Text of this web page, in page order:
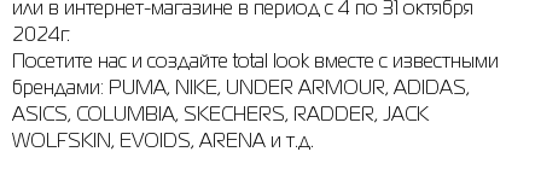
Платья
Рубашки
Толстовки
Уходовые средства
Фитнес и йога
Шарфы
Radder
Skechers
Under Armour
Кроссовки
Полуботинки
Брэнды
или в интернет-магазине в период с 4 по 31 октября
2024г.
Посетите нас и создайте total look вместе с известными
брендами: PUMA, NIKE, UNDER ARMOUR, ADIDAS,
ASICS, COLUMBIA, SKECHERS, RADDER, JACK
WOLFSKIN, EVOIDS, ARENA и т.д.